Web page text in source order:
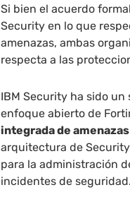
Si bien el acuerdo
Security en lo que
amenazas, ambas
respecta a las
IBM Security ha sido un
enfoque abierto de
integrada de
arquitectura de
para la administración
incidentes de seguridad.